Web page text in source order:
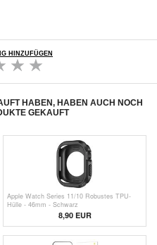
HINZUFÜGEN
HABEN, HABEN AUCH NOCH
GEKAUFT
Apple Watch Series 11/10 Robustes TPU-
Hülle - 46mm - Schwarz
8,90 EUR